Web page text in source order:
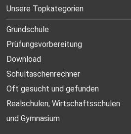
Unsere Topkategorien
Grundschule
Prüfungsvorbereitung
Download
Schultaschenrechner
Oft gesucht und gefunden
Realschulen,Wirtschaftsschulen
und Gymnasium